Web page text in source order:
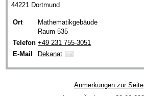
44221 Dortmund
Ort
Mathematikgebäude
Raum 535
Telefon +49 231 755-3051
E-Mail
Dekanat
Anmerkungen zur Seite